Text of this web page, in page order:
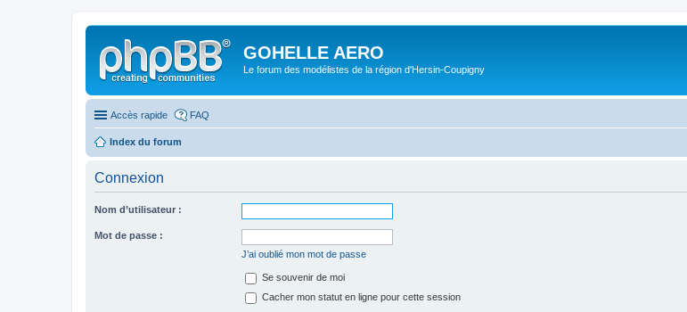
GOHELLE AERO
Le forum des modélistes de la région d'Hersin-Coupigny
Accès rapide FAQ
Index du forum
Connexion
Nom d’utilisateur :
Mot de passe :
J’ai oublié mon mot de passe
Se souvenir de moi
Cacher mon statut en ligne pour cette session